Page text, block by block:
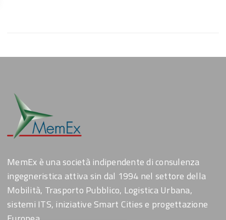
MemEx è una società indipendente di consulenza
ingegneristica attiva sin dal 1994 nel settore della
Mobilità, Trasporto Pubblico, Logistica Urbana,
sistemi ITS, iniziative Smart Cities e progettazione